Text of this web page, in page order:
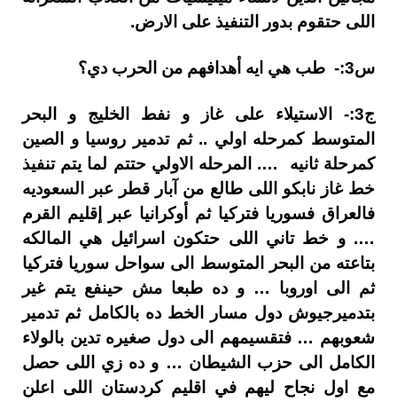
اللى حتقوم بدور التنفيذ على الارض.
س3:- طب هي ايه أهدافهم من الحرب دي؟
ج3:- الاستيلاء على غاز و نفط الخليج و البحر
المتوسط كمرحله اولي .. ثم تدمير روسيا و الصين
كمرحلة ثانيه …. المرحله الاولي حتتم لما يتم تنفيذ
خط غاز نابكو اللى طالع من آبار قطر عبر السعوديه
فالعراق فسوريا فتركيا ثم أوكرانيا عبر إقليم القرم
…. و خط تاني اللى حتكون اسرائيل هي المالكه
بتاعته من البحر المتوسط الى سواحل سوريا فتركيا
ثم الى اوروبا … و ده طبعا مش حينفع يتم غير
بتدميرجيوش دول مسار الخط ده بالكامل ثم تدمير
شعوبهم … فتقسيمهم الى دول صغيره تدين بالولاء
الكامل الى حزب الشيطان … و ده زي اللى حصل
مع اول نجاح ليهم في اقليم كردستان اللى اعلن